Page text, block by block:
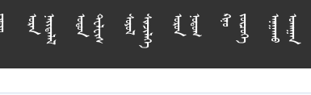










  







  











  






  







  










 